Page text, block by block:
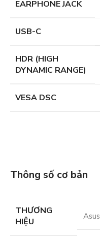
EARPHONE JACK
USB-C
HDR (HIGH
DYNAMIC RANGE)
VESA DSC
Thông số cơ bản
THƯƠNG
HIỆU
Asus